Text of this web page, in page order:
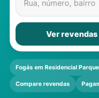
Rua, número, bairro
Ver
Fogás em Residencial
Compare revendas